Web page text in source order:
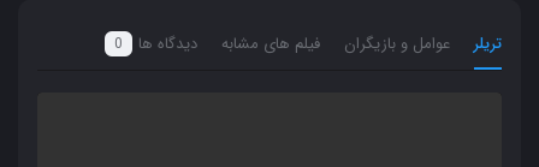
تریلر عوامل و بازیگران فیلم های مشابه دیدگاه ها 0